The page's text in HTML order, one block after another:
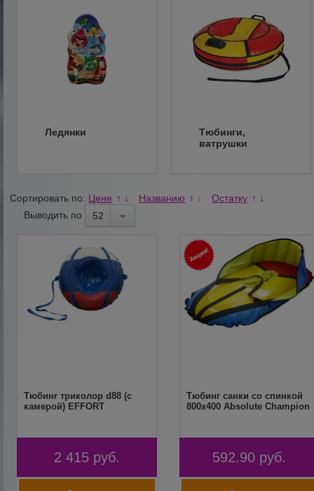
Ледянки
Тюбинги,
ватрушки
Сортировать по: Цене ↑ ↓ Названию ↑ ↓ Остатку ↑ ↓
Выводить по 52
Тюбинг триколор d88 (с
камерой) EFFORT
2 415 руб.
Тюбинг санки со спинкой
800х400 Absolute Champion
592.90 руб.